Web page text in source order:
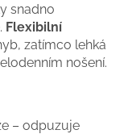
snadno
Flexibilní
zatímco lehká
nošení.
– odpuzuje